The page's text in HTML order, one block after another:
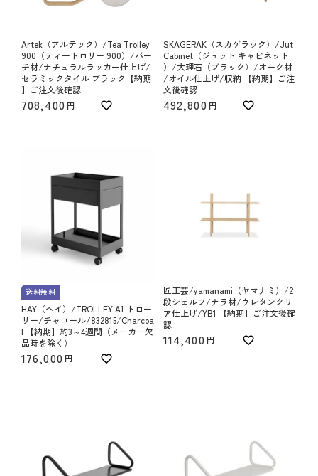
Artek（アルテック）/Tea Trolley
900（ティートロリー 900）/バー
チ材/ナチュラルラッカー仕上げ/
セラミックタイル ブラック【納期
】ご注文後確認
708,400
SKAGERAK（スカゲラック）/Jut
Cabinet（ジュット キャビネット
）/大理石（ブラック）/オーク材
/オイル仕上げ/収納 【納期】ご注
文後確認
492,800
送料無料
HAY（ヘイ）/TROLLEY A1 トロー
リー/チャコール/832815/Charcoa
l 【納期】約3～4週間（メーカー欠
品時を除く）
176,000
匠工芸/yamanami（ヤマナミ）/2
段シェルフ/ナラ材/ウレタンクリ
ア仕上げ/YB1 【納期】ご注文後確
認
114,400